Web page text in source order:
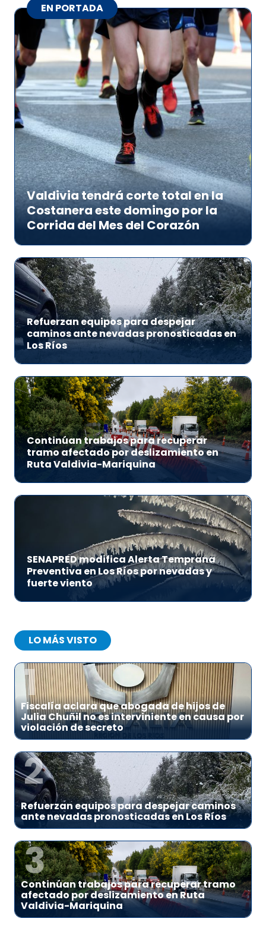
EN PORTADA
Valdivia tendrá corte total en la
Costanera este domingo por la
Corrida del Mes del Corazón
Refuerzan equipos para despejar
caminos ante nevadas pronosticadas en
Los Ríos
Continúan trabajos para recuperar
tramo afectado por deslizamiento en
Ruta Valdivia-Mariquina
SENAPRED modifica Alerta Temprana
Preventiva en Los Ríos por nevadas y
fuerte viento
LO MÁS VISTO
1
Fiscalía aclara que abogada de hijos de
Julia Chuñil no es interviniente en causa por
violación de secreto
2
Refuerzan equipos para despejar caminos
ante nevadas pronosticadas en Los Ríos
3
Continúan trabajos para recuperar tramo
afectado por deslizamiento en Ruta
Valdivia-Mariquina